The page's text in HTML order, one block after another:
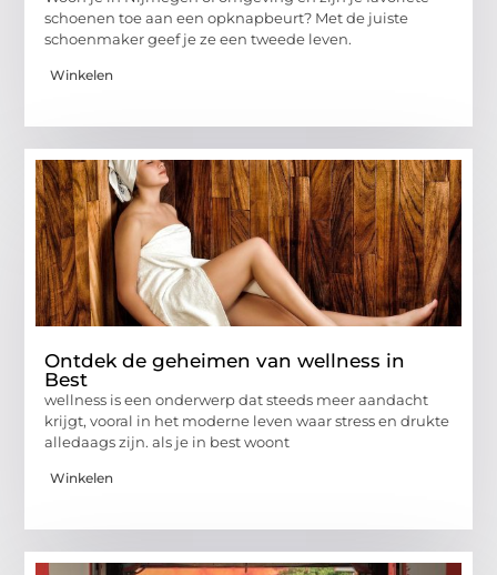
schoenen toe aan een opknapbeurt? Met de juiste
schoenmaker geef je ze een tweede leven.
Winkelen
Ontdek de geheimen van wellness in
Best
wellness is een onderwerp dat steeds meer aandacht
krijgt, vooral in het moderne leven waar stress en drukte
alledaags zijn. als je in best woont
Winkelen